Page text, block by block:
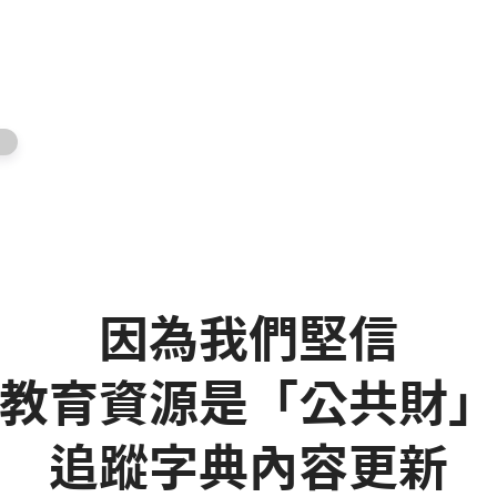
因為我們堅信
教育資源是「公共財」
追蹤字典內容更新